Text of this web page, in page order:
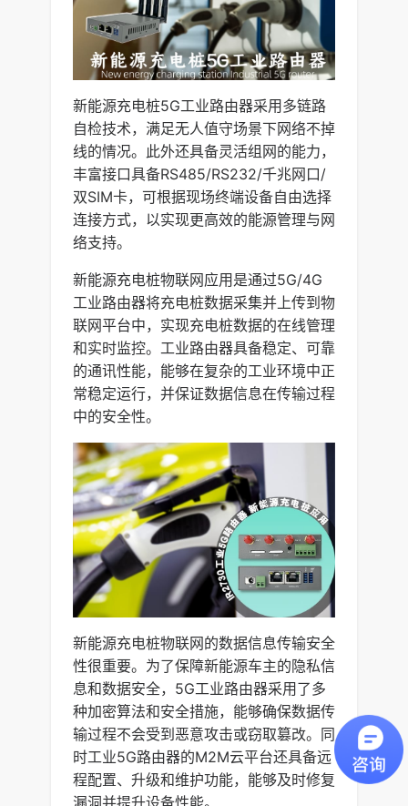
新能源充电桩5G工业路由器采用多链路
自检技术，满足无人值守场景下网络不掉
线的情况。此外还具备灵活组网的能力，
丰富接口具备RS485/RS232/千兆网口/
双SIM卡，可根据现场终端设备自由选择
连接方式，以实现更高效的能源管理与网
络支持。
新能源充电桩物联网应用是通过5G/4G
工业路由器将充电桩数据采集并上传到物
联网平台中，实现充电桩数据的在线管理
和实时监控。工业路由器具备稳定、可靠
的通讯性能，能够在复杂的工业环境中正
常稳定运行，并保证数据信息在传输过程
中的安全性。
新能源充电桩物联网的数据信息传输安全
性很重要。为了保障新能源车主的隐私信
息和数据安全，5G工业路由器采用了多
种加密算法和安全措施，能够确保数据传
输过程不会受到恶意攻击或窃取篡改。同
时工业5G路由器的M2M云平台还具备远
程配置、升级和维护功能，能够及时修复
漏洞并提升设备性能。